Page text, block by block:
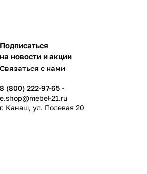
Подписаться
на новости и акции
Связаться с нами
8 (800) 222-97-65
e.shop@mebel-21.ru
г. Канаш, ул. Полевая 20